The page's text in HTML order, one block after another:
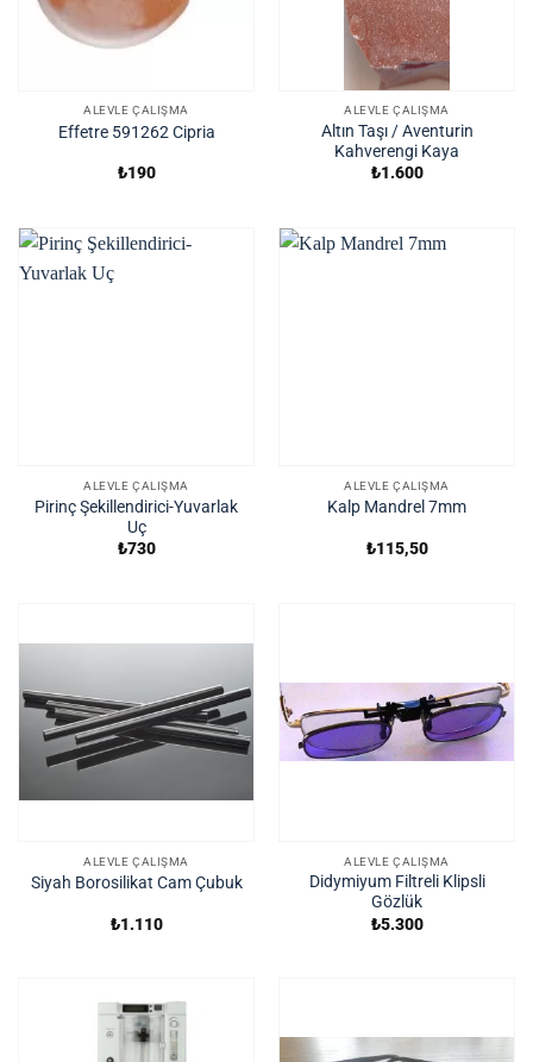
ALEVLE ÇALIŞMA
Effetre 591262 Cipria
₺190
ALEVLE ÇALIŞMA
Altın Taşı / Aventurin
Kahverengi Kaya
₺1.600
ALEVLE ÇALIŞMA
Pirinç Şekillendirici-Yuvarlak
Uç
₺730
ALEVLE ÇALIŞMA
Kalp Mandrel 7mm
₺115,50
ALEVLE ÇALIŞMA
Siyah Borosilikat Cam Çubuk
₺1.110
ALEVLE ÇALIŞMA
Didymiyum Filtreli Klipsli
Gözlük
₺5.300